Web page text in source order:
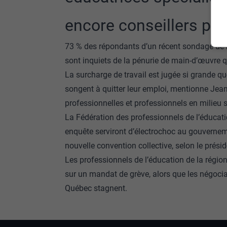
encore conseillers
73 % des répondants d’un récent sondage
sont inquiets de la pénurie de main-d’œuvre
La surcharge de travail est jugée si grande
songent à quitter leur emploi, mentionne
professionnelles et professionnels en milieu
La Fédération des professionnels de
enquête serviront d’électrochoc au
nouvelle convention collective, selon le
Les professionnels de l’éducation de la
sur un mandat de grève, alors que les
Québec stagnent.